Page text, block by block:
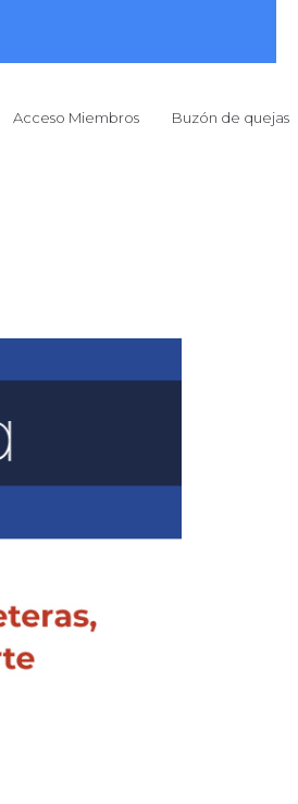
Acceso Miembros Buzón de quejas